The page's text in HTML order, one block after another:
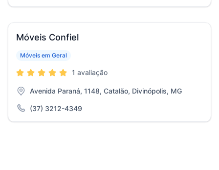
Móveis Confiel
Móveis em Geral
1 avaliação
Avenida Paraná, 1148, Catalão, Divinópolis, MG
(37) 3212-4349